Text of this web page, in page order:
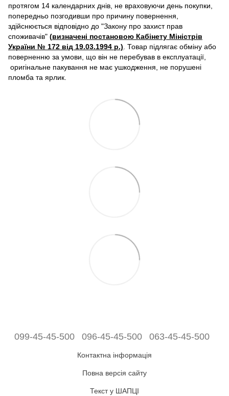
протягом 14 календарних днів, не враховуючи день покупки,
попередньо позгодивши про причину повернення,
здійснюється відповідно до "Закону про захист прав
споживачів" (визначені постановою Кабінету Міністрів
України № 172 від 19.03.1994 р.) . Товар підлягає обміну або
поверненню за умови, що він не перебував в експлуатації,
оригінальне пакування не має ушкодження, не порушені
пломба та ярлик.
099-45-45-500 096-45-45-500 063-45-45-500
Контактна інформація
Повна версія сайту
Текст у ШАПЦІ